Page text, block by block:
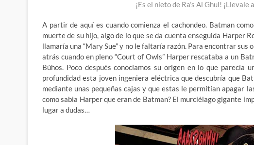
¡Es el nieto de Ra’s Al Ghul! ¡Llevale
A partir de aquí es cuando comienza el cachondeo. Batman
muerte de su hijo, algo de lo que se da cuenta enseguida Harper
llamaría una “Mary Sue” y no le faltaría razón. Para encontrar sus
atrás cuando en pleno “Court of Owls” Harper rescataba a un
Búhos. Poco después conocíamos su origen en lo que parecía
profundidad esta joven ingeniera eléctrica que descubría que
mediante unas pequeñas cajas y que estas le permitían apagar
como sabia Harper que eran de Batman? El murciélago gigante
lugar a dudas…